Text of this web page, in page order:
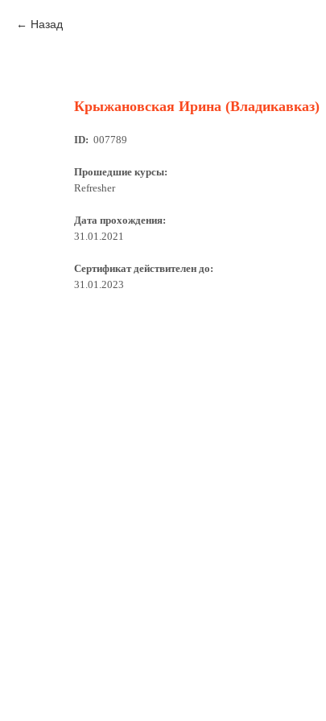
Назад
Крыжановская Ирина (Владикавказ)
ID: 007789
Прошедшие курсы:
Refresher
Дата прохождения:
31.01.2021
Сертификат действителен до:
31.01.2023